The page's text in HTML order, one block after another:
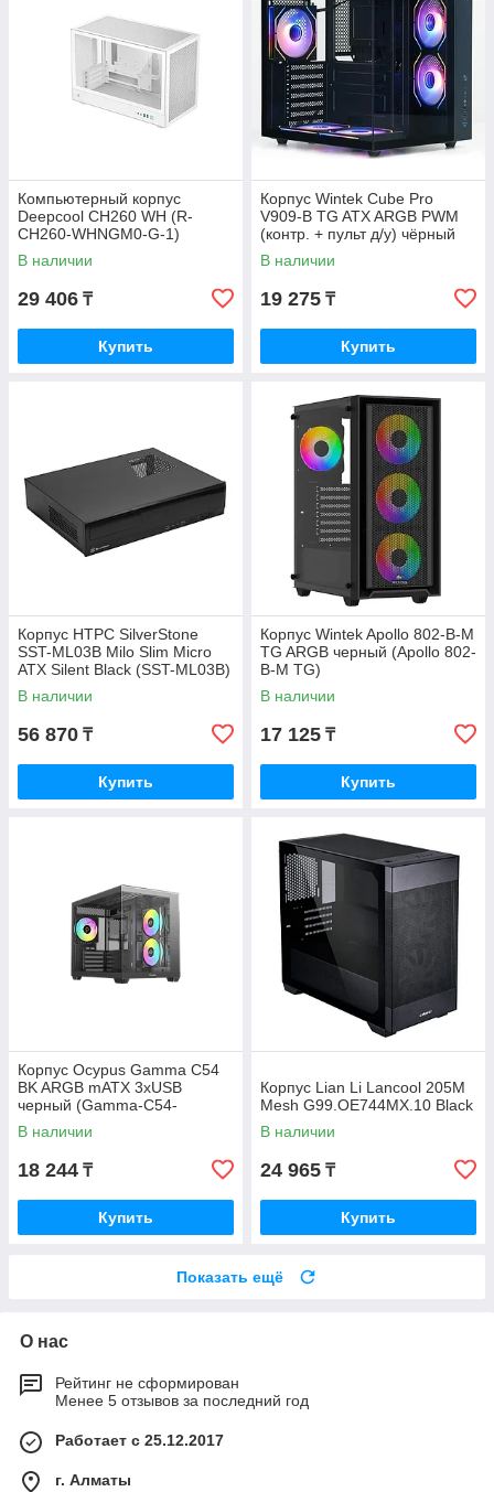
Компьютерный корпус
Deepcool CH260 WH (R-
CH260-WHNGM0-G-1)
В наличии
29 406 ₸
Купить
Корпус Wintek Cube Pro
V909-B TG ATX ARGB PWM
(контр. + пульт д/у) чёрный
В наличии
19 275 ₸
Купить
Корпус HTPC SilverStone
SST-ML03B Milo Slim Micro
ATX Silent Black (SST-ML03B)
В наличии
56 870 ₸
Купить
Корпус Wintek Apollo 802-B-M
TG ARGB черный (Apollo 802-
B-M TG)
В наличии
17 125 ₸
Купить
Корпус Ocypus Gamma C54
BK ARGB mATX 3xUSB
черный (Gamma-C54-
BKD300XX-GL)
В наличии
18 244 ₸
Купить
Корпус Lian Li Lancool 205M
Mesh G99.OE744MX.10 Black
В наличии
24 965 ₸
Купить
Показать ещё
О нас
Рейтинг не сформирован
Менее 5 отзывов за последний год
Работает с 25.12.2017
г. Алматы